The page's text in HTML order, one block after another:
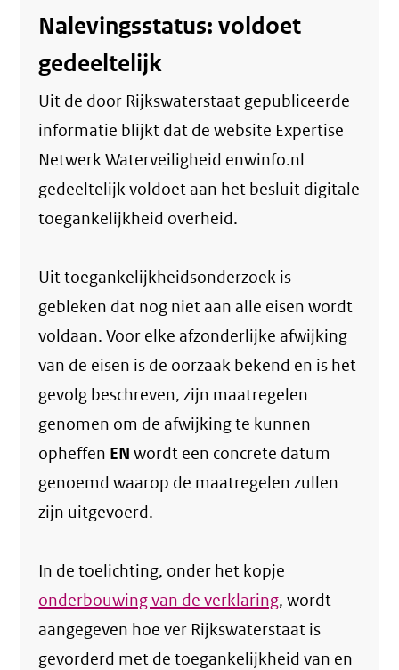
Nalevingsstatus: voldoet
gedeeltelijk
Uit de door Rijkswaterstaat gepubliceerde
informatie blijkt dat de website Expertise
Netwerk Waterveiligheid enwinfo.nl
gedeeltelijk voldoet aan het besluit digitale
toegankelijkheid overheid.
Uit toegankelijkheidsonderzoek is
gebleken dat nog niet aan alle eisen wordt
voldaan. Voor elke afzonderlijke afwijking
van de eisen is de oorzaak bekend en is het
gevolg beschreven, zijn maatregelen
genomen om de afwijking te kunnen
opheffen EN wordt een concrete datum
genoemd waarop de maatregelen zullen
zijn uitgevoerd.
In de toelichting, onder het kopje
onderbouwing van de verklaring, wordt
aangegeven hoe ver Rijkswaterstaat is
gevorderd met de toegankelijkheid van en